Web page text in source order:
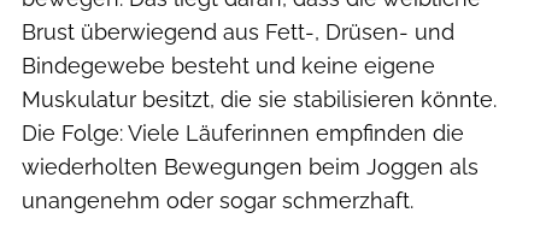
Brust überwiegend aus Fett-, Drüsen- und
Bindegewebe besteht und keine eigene
Muskulatur besitzt, die sie stabilisieren könnte.
Die Folge: Viele Läuferinnen empfinden die
wiederholten Bewegungen beim Joggen als
unangenehm oder sogar schmerzhaft.